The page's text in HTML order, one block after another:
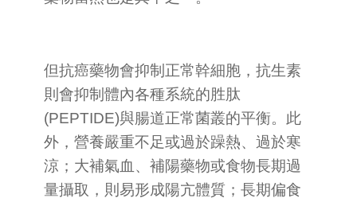
但抗癌藥物會抑制正常幹細胞，抗生素
則會抑制體內各種系統的胜肽
(PEPTIDE)與腸道正常菌叢的平衡。此
外，營養嚴重不足或過於躁熱、過於寒
涼；大補氣血、補陽藥物或食物長期過
量攝取，則易形成陽亢體質；長期偏食